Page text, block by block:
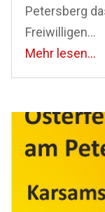
Petersberg
Freiwilligen...
Mehr lesen...